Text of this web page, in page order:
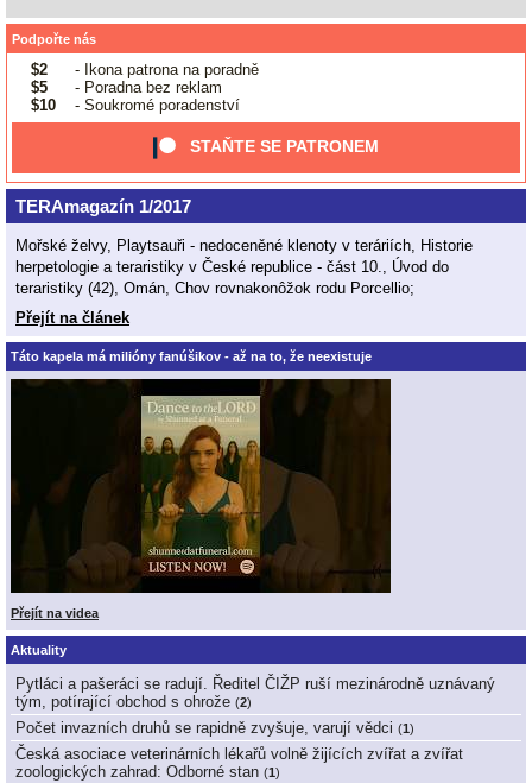
Podpořte nás
$2
- Ikona patrona na poradně
$5
- Poradna bez reklam
$10
- Soukromé poradenství
STAŇTE SE PATRONEM
TERAmagazín 1/2017
Mořské želvy, Playtsauři - nedoceněné klenoty v teráriích, Historie
herpetologie a teraristiky v České republice - část 10., Úvod do
teraristiky (42), Omán, Chov rovnakonôžok rodu Porcellio;
Přejít na článek
Táto kapela má milióny fanúšikov - až na to, že neexistuje
Přejít na videa
Aktuality
Pytláci a pašeráci se radují. Ředitel ČIŽP ruší mezinárodně uznávaný
tým, potírající obchod s ohrože (2)
Počet invazních druhů se rapidně zvyšuje, varují vědci (1)
Česká asociace veterinárních lékařů volně žijících zvířat a zvířat
zoologických zahrad: Odborné stan (1)